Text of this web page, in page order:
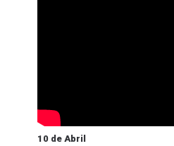
10 de Abril